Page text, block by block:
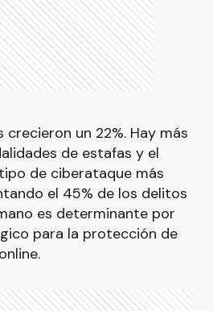
crecieron un 22%. Hay más
de estafas y el
de ciberataque más
el 45% de los delitos
es determinante por
para la protección de